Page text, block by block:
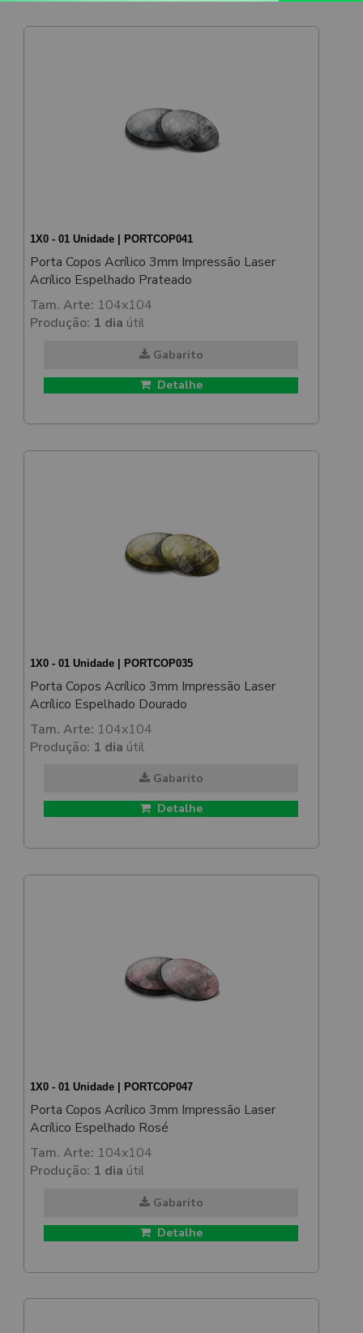
1X0 - 01 Unidade | PORTCOP041
Porta Copos Acrílico 3mm Impressão Laser
Acrílico Espelhado Prateado
Tam. Arte: 104x104
Produção: 1 dia útil
Gabarito
Detalhe
1X0 - 01 Unidade | PORTCOP035
Porta Copos Acrílico 3mm Impressão Laser
Acrílico Espelhado Dourado
Tam. Arte: 104x104
Produção: 1 dia útil
Gabarito
Detalhe
1X0 - 01 Unidade | PORTCOP047
Porta Copos Acrílico 3mm Impressão Laser
Acrílico Espelhado Rosé
Tam. Arte: 104x104
Produção: 1 dia útil
Gabarito
Detalhe